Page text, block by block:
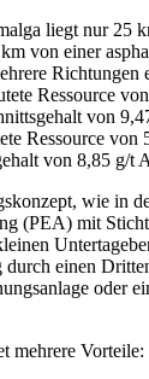
liegt nur 25
von einer
Richtungen
Ressource
von
Ressource von
von 8,85 g/t
wie in
(PEA) mit
einen
oder
mehrere Vorteile: